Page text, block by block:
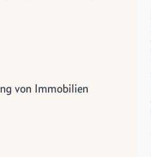
von Immobilien